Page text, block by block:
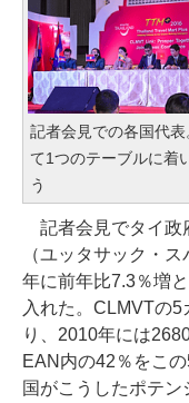
記者会見での各国代表
て1つのテーブルに着
う
記者会見でタイ政
（ユッタサック・
年に前年比7.3％増
入れた。CLMVTの
り、2010年には
EAN内の42％をこ
国がこうしたポテ